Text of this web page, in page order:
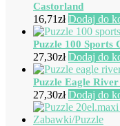
Castorland
16,71zł Dodaj do
Puzzle 100 Sports
27,30zł Dodaj do
Puzzle Eagle
27,30zł Dodaj do